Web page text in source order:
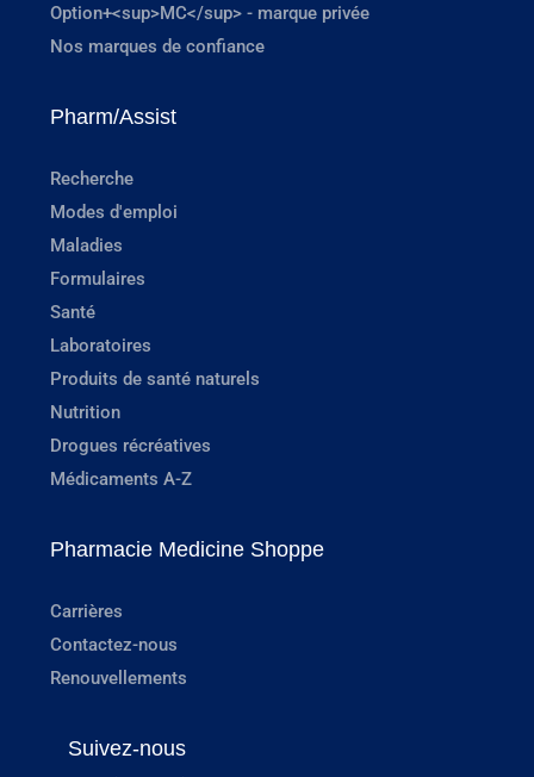
Option+<sup>MC</sup> - marque privée
Nos marques de confiance
Pharm/Assist
Recherche
Modes d'emploi
Maladies
Formulaires
Santé
Laboratoires
Produits de santé naturels
Nutrition
Drogues récréatives
Médicaments A-Z
Pharmacie Medicine Shoppe
Carrières
Contactez-nous
Renouvellements
Suivez-nous